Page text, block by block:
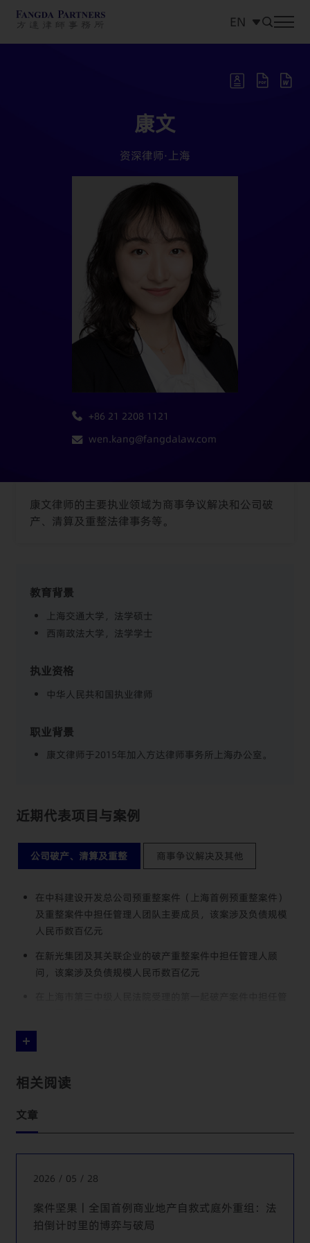
EN
中文
康文
资深律师· 上海
+86 21 2208 1121
wen.kang@fangdalaw.com
康文律师的主要执业领域为商事争议解决和公司破
产、清算及重整法律事务等。
教育背景
上海交通大学，法学硕士
西南政法大学，法学学士
执业资格
中华人民共和国执业律师
职业背景
康文律师于2015年加入方达律师事务所上海办公室。
近期代表项目与案例
公司破产、清算及重整 商事争议解决及其他
在中科建设开发总公司预重整案件（上海首例预重整案件）
及重整案件中担任管理人团队主要成员，该案涉及负债规模
人民币数百亿元
在新光集团及其关联企业的破产重整案件中担任管理人顾
问，该案涉及负债规模人民币数百亿元
务规模约十亿元
代表某四大资产管理公司参与山东菏泽某大型民营企业集团
代表雨润集团金融机构债委会参与债务重组，资产规模超过
千亿
整、清算案件
代表多家外商投资企业的股东或清算组，就该企业的自主或
强制清算程序提供法律服务
相关阅读
文章
2026 / 05 / 28
案件坚果丨全国首例商业地产自救式庭外重组：法
拍倒计时里的博弈与破局